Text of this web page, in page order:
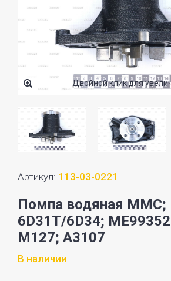
Двойной клик для
Артикул: 113-03-0221
Помпа водяная MMC;
6D31T/6D34;
M127; A3107
В наличии